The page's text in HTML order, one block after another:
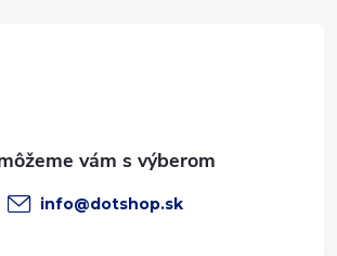
info@dotshop.sk